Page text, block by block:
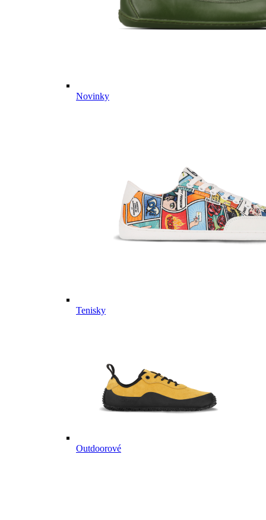
Novinky
Tenisky
Outdoorové